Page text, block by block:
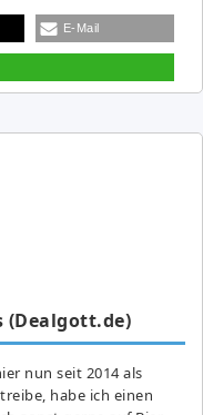
E-Mail
(Dealgott.de)
nun seit 2014 als
habe ich einen